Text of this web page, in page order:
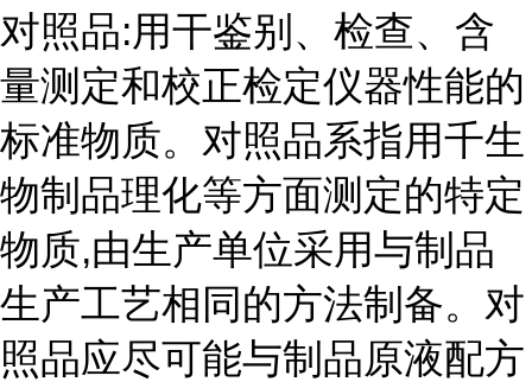
对照品:用干鉴别、检查、含
量测定和校正检定仪器性能的
标准物质。对照品系指用千生
物制品理化等方面测定的特定
物质,由生产单位采用与制品
生产工艺相同的方法制备。对
照品应尽可能与制品原液配方